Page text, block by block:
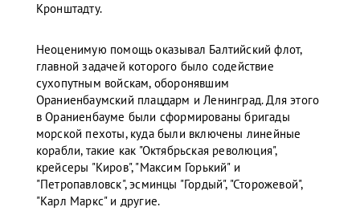
Кронштадту.
Неоценимую помощь оказывал Балтийский флот,
главной задачей которого было содействие
сухопутным войскам, оборонявшим
Ораниенбаумский плацдарм и Ленинград. Для этого
в Ораниенбауме были сформированы бригады
морской пехоты, куда были включены линейные
корабли, такие как "Октябрьская революция",
крейсеры "Киров", "Максим Горький" и
"Петропавловск", эсминцы "Гордый", "Сторожевой",
"Карл Маркс" и другие.